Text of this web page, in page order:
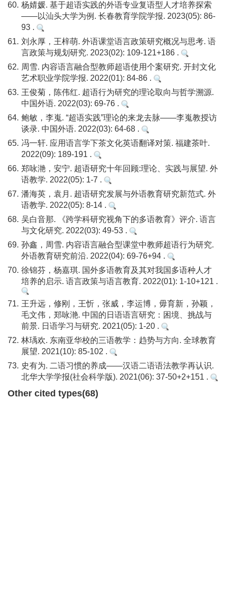
60. 杨婧媛. 基于超语实践的外语专业复语型人才培养探索
——以汕头大学为例. 长春教育学院学报. 2023(05): 86-
93 .
61. 刘永厚，王梓萌. 外语课堂语言政策研究概况与思考. 语
言政策与规划研究. 2023(02): 109-121+186 .
62. 周雪. 内容语言融合型教师超语使用个案研究. 开封文化
艺术职业学院学报. 2022(01): 84-86 .
63. 王俊菊，陈伟红. 超语行为研究的理论取向与哲学溯源.
中国外语. 2022(03): 69-76 .
64. 鲍敏，李嵬. “超语实践”理论的来龙去脉——李嵬教授访
谈录. 中国外语. 2022(03): 64-68 .
65. 冯一轩. 应用语言学下茶文化英语翻译对策. 福建茶叶.
2022(09): 189-191 .
66. 郑咏滟，安宁. 超语研究十年回顾:理论、实践与展望. 外
语教学. 2022(05): 1-7 .
67. 潘海英，袁月. 超语研究发展与外语教育研究新范式. 外
语教学. 2022(05): 8-14 .
68. 吴白音那. 《跨学科研究视角下的多语教育》评介. 语言
与文化研究. 2022(03): 49-53 .
69. 孙鑫，周雪. 内容语言融合型课堂中教师超语行为研究.
外语教育研究前沿. 2022(04): 69-76+94 .
70. 徐锦芬，杨嘉琪. 国外多语教育及其对我国多语种人才
培养的启示. 语言政策与语言教育. 2022(01): 1-10+121 .
71. 王升远，修刚，王忻，张威，李运博，毋育新，孙颖，
毛文伟，郑咏滟. 中国的日语语言研究：困境、挑战与
前景. 日语学习与研究. 2021(05): 1-20 .
72. 林瑀欢. 东南亚华校的三语教学：趋势与方向. 全球教育
展望. 2021(10): 85-102 .
73. 史有为. 二语习惯的养成——汉语二语语法教学再认识.
北华大学学报(社会科学版). 2021(06): 37-50+2+151 .
Other cited types(68)